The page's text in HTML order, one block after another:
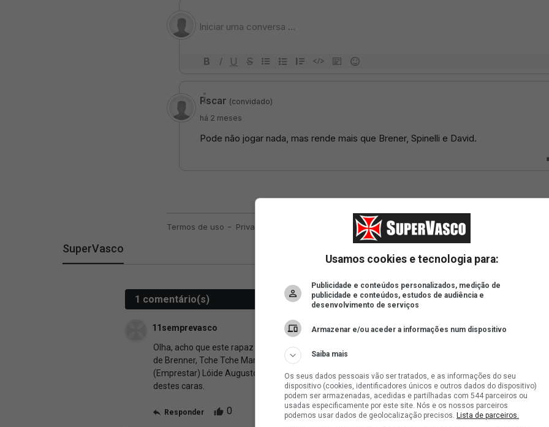
SuperVasco
Usamos cookies e tecnologia para:
Publicidade e conteúdos personalizados, medição de
publicidade e conteúdos, estudos de audiência e
desenvolvimento de serviços
Armazenar e/ou aceder a informações num dispositivo
Saiba mais
Os seus dados pessoais vão ser tratados, e as informações do seu
dispositivo (cookies, identificadores únicos e outros dados do dispositivo)
podem ser armazenadas, acedidas e partilhadas com 544 parceiros ou
usadas especificamente por este site. Nós e os nossos parceiros
podemos usar dados de geolocalização precisos. Lista de parceiros.